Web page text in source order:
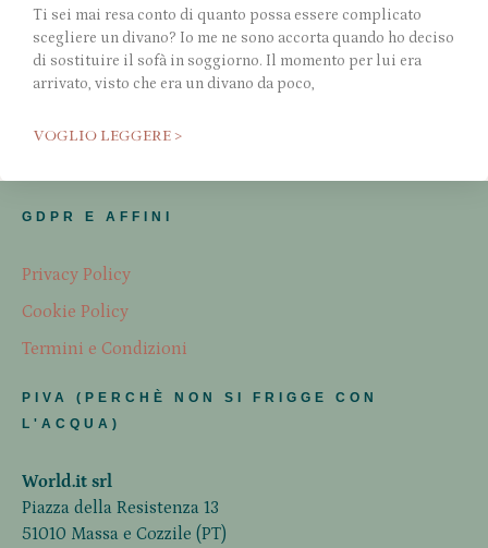
Ti sei mai resa conto di quanto possa essere complicato
scegliere un divano? Io me ne sono accorta quando ho deciso
di sostituire il sofà in soggiorno. Il momento per lui era
arrivato, visto che era un divano da poco,
VOGLIO LEGGERE >
GDPR E AFFINI
Privacy Policy
Cookie Policy
Termini e Condizioni
PIVA (PERCHÈ NON SI FRIGGE CON
L'ACQUA)
World.it srl
Piazza della Resistenza 13
51010 Massa e Cozzile (PT)